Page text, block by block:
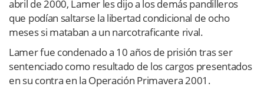
abril de 2000, Lamer les dijo a los demás pandilleros
que podían saltarse la libertad condicional de ocho
meses si mataban a un narcotraficante rival.
Lamer fue condenado a 10 años de prisión tras ser
sentenciado como resultado de los cargos presentados
en su contra en la Operación Primavera 2001.